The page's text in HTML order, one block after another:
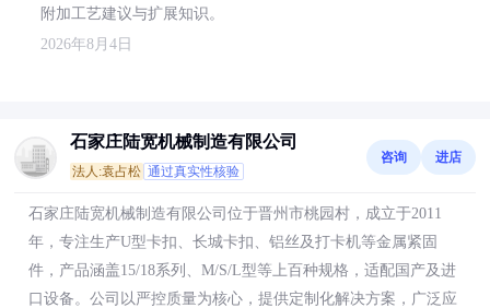
附加工艺建议与扩展知识。
2026年8月4日
石家庄陆宽机械制造有限公司
法人:袁占松 通过真实性核验
咨询 进店
石家庄陆宽机械制造有限公司位于晋州市桃园村，成立于2011
年，专注生产U型卡扣、长城卡扣、铝丝及打卡机等金属紧固
件，产品涵盖15/18系列、M/S/L型等上百种规格，适配国产及进
口设备。公司以严控质量为核心，提供定制化解决方案，广泛应